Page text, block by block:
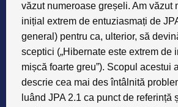
văzut numeroase greșeli. Am văzut
inițial extrem de entuziasmați de
general) pentru ca, ulterior, să
sceptici („Hibernate este extrem de
mișcă foarte greu”). Scopul acestui
descrie cea mai des întâlnită
luând JPA 2.1 ca punct de referință